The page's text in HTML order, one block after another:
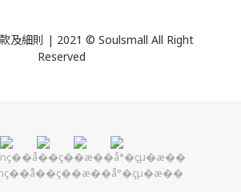
及細則 | 2021 © Soulsmall All Right
Reserved